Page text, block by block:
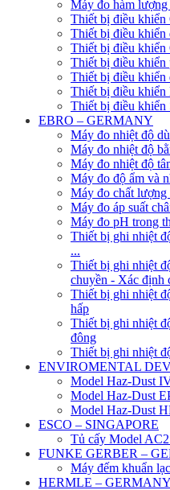
Máy đo hàm
Thiết bị điều
Thiết bị điều khiển
Thiết bị điều khiển
Thiết bị điều
Thiết bị điều
Thiết bị điều
Thiết bị điều khiển
EBRO – GERMANY
Máy đo nhiệt độ
Máy đo nhiệt độ
Máy đo nhiệt độ
Máy đo độ ẩm và
Máy đo chất lượng
Máy đo áp suất
Máy đo pH trong
Thiết bị ghi nhiệt
...
Thiết bị ghi nhiệt
chuyền - Xác định
Thiết bị ghi nhiệt
hấp
Thiết bị ghi nhiệt
đông
Thiết bị ghi nhiệt
ENVIROMENTAL
Model Haz-Dust
Model Haz-Dust
Model Haz-Dust
ESCO – SINGAPORE
Tủ cấy Model
FUNKE GERBER –
Máy đếm khuẩn lạc
HERMLE – GERMANY